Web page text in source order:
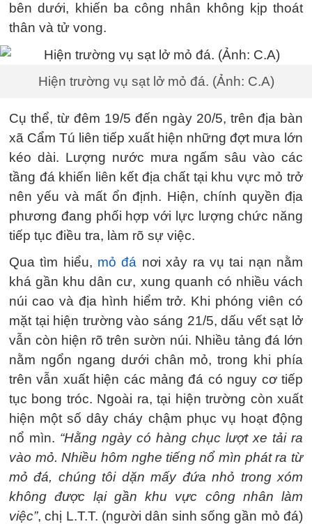
bên dưới, khiến ba công nhân không kịp thoát
thân và tử vong.
Hiện trường vụ sạt lở mỏ đá. (Ảnh: C.A)
Cụ thể, từ đêm 19/5 đến ngày 20/5, trên địa bàn
xã Cẩm Tú liên tiếp xuất hiện những đợt mưa lớn
kéo dài. Lượng nước mưa ngấm sâu vào các
tầng đá khiến liên kết địa chất tại khu vực mỏ trở
nên yếu và mất ổn định. Hiện, chính quyền địa
phương đang phối hợp với lực lượng chức năng
tiếp tục điều tra, làm rõ sự việc.
Qua tìm hiểu, mỏ đá nơi xảy ra vụ tai nạn nằm
khá gần khu dân cư, xung quanh có nhiều vách
núi cao và địa hình hiểm trở. Khi phóng viên có
mặt tại hiện trường vào sáng 21/5, dấu vết sạt lở
vẫn còn hiện rõ trên sườn núi. Nhiều tảng đá lớn
nằm ngổn ngang dưới chân mỏ, trong khi phía
trên vẫn xuất hiện các mảng đá có nguy cơ tiếp
tục bong tróc. Ngoài ra, tại hiện trường còn xuất
hiện một số dây cháy chậm phục vụ hoạt động
nổ mìn. “Hằng ngày có hàng chục lượt xe tải ra
vào mỏ. Nhiều hôm nghe tiếng nổ mìn phát ra từ
mỏ đá, chúng tôi dặn mấy đứa nhỏ trong xóm
không được lại gần khu vực công nhân làm
việc”, chị L.T.T. (người dân sinh sống gần mỏ đá)